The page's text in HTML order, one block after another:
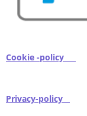
Cookie -policy
Privacy-policy